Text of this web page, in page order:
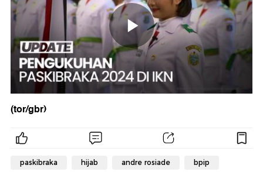
(tor/gbr)
paskibraka hijab andre rosiade bpip